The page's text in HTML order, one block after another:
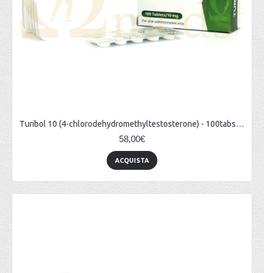
Turibol 10 (4-chlorodehydromethyltestosterone) - 100tabs (10mg/tab)
58,00€
ACQUISTA